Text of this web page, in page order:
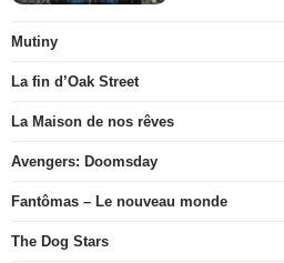
Mutiny
La fin d’Oak Street
La Maison de nos rêves
Avengers: Doomsday
Fantômas – Le nouveau monde
The Dog Stars